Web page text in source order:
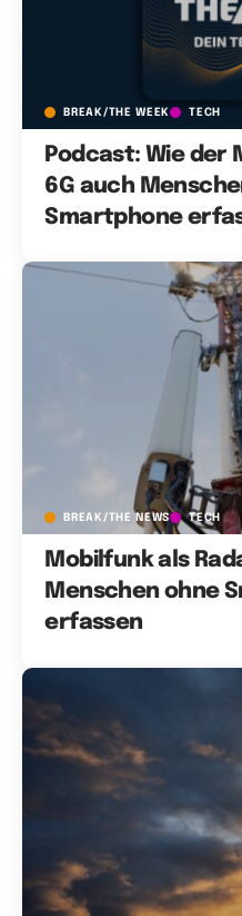
BREAK/THE WEEK TECH
Podcast: Wie der
6G auch
Smartphone
BREAK/THE NEWS TECH
Mobilfunk als
Menschen ohne
erfassen